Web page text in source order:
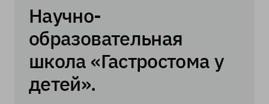
Научно-
образовательная
школа «Гастростома у
детей».